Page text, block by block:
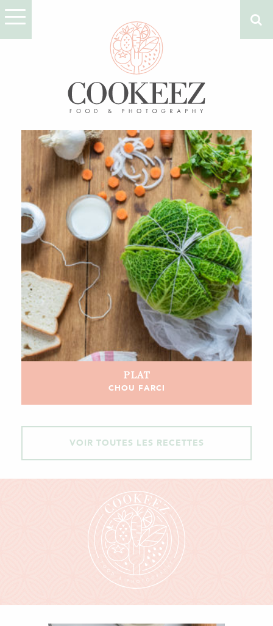
PLAT
CHOU FARCI
VOIR TOUTES LES RECETTES